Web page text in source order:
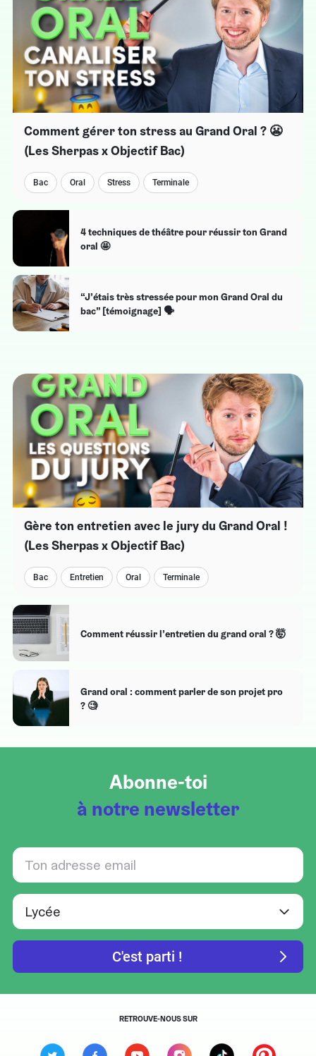
Comment gérer ton stress au Grand Oral ? 😬
(Les Sherpas x Objectif Bac)
Bac Oral Stress Terminale
4 techniques de théâtre pour réussir ton Grand
oral 🤩
“J’étais très stressée pour mon Grand Oral du
bac” [témoignage] 🗣
Gère ton entretien avec le jury du Grand Oral !
(Les Sherpas x Objectif Bac)
Bac Entretien Oral Terminale
Comment réussir l’entretien du grand oral ? 🤯
Grand oral : comment parler de son projet pro
? 🧐
Abonne-toi
à notre newsletter
RETROUVE-NOUS SUR